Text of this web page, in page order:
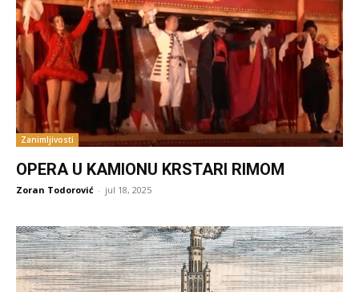
Zanimljivosti
OPERA U KAMIONU KRSTARI RIMOM
Zoran Todorović - jul 18, 2025